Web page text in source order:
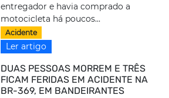
entregador e havia comprado a
motocicleta há poucos...
Acidente
Ler artigo
DUAS PESSOAS MORREM E TRÊS
FICAM FERIDAS EM ACIDENTE NA
BR-369, EM BANDEIRANTES